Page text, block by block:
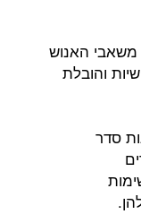
משאבי האנוש
והובלת
סדר